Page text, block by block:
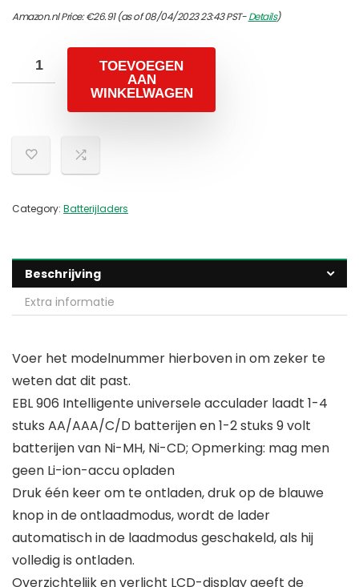
Amazon.nl Price:€26.91(as of 08/04/2023 23:43 PST-Details)
TOEVOEGEN
AAN
WINKELWAGEN
Category: Batterijladers
Beschrijving
Extra informatie
Voer het modelnummer hierboven in om zeker te
weten dat dit past.
EBL 906 Intelligente universele acculader laadt 1-4
stuks AA/AAA/C/D batterijen en 1-2 stuks 9 volt
batterijen van Ni-MH, Ni-CD; Opmerking: mag men
geen Li-ion-accu opladen
Druk één keer om te ontladen, druk op de blauwe
knop in de ontlaadmodus, wordt de lader
automatisch in de laadmodus geschakeld, als hij
volledig is ontladen.
Overzichtelijk en verlicht LCD-display geeft de